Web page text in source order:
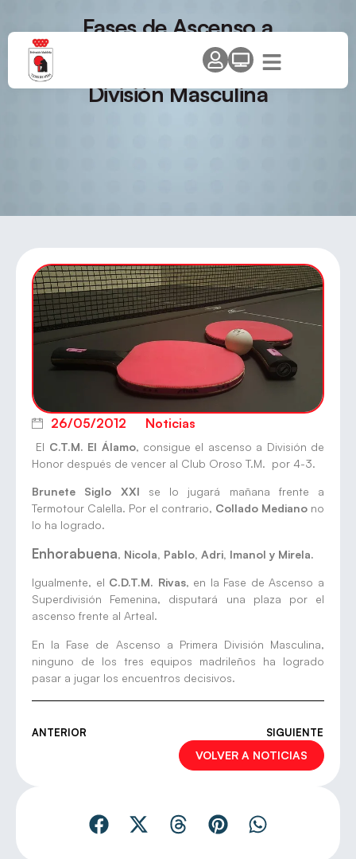
Fases de Ascenso a
Superdivisión Femenina, División
de Honor Masculina y Primera
División Masculina
26/05/2012 Noticias
El C.T.M. El Álamo, consigue el ascenso a División de
Honor después de vencer al Club Oroso T.M. por 4-3.
Brunete Siglo XXI se lo jugará mañana frente a
Termotour Calella. Por el contrario, Collado Mediano no
lo ha logrado.
Enhorabuena, Nicola, Pablo, Adri, Imanol y Mirela.
Igualmente, el C.D.T.M. Rivas, en la Fase de Ascenso a
Superdivisión Femenina, disputará una plaza por el
ascenso frente al Arteal.
En la Fase de Ascenso a Primera División Masculina,
ninguno de los tres equipos madrileños ha logrado
pasar a jugar los encuentros decisivos.
ANTERIOR SIGUIENTE
VOLVER A NOTICIAS